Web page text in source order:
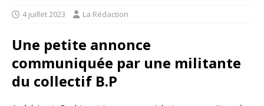
4 juillet 2023 La Rédaction
Une petite annonce
communiquée par une militante
du collectif B.P